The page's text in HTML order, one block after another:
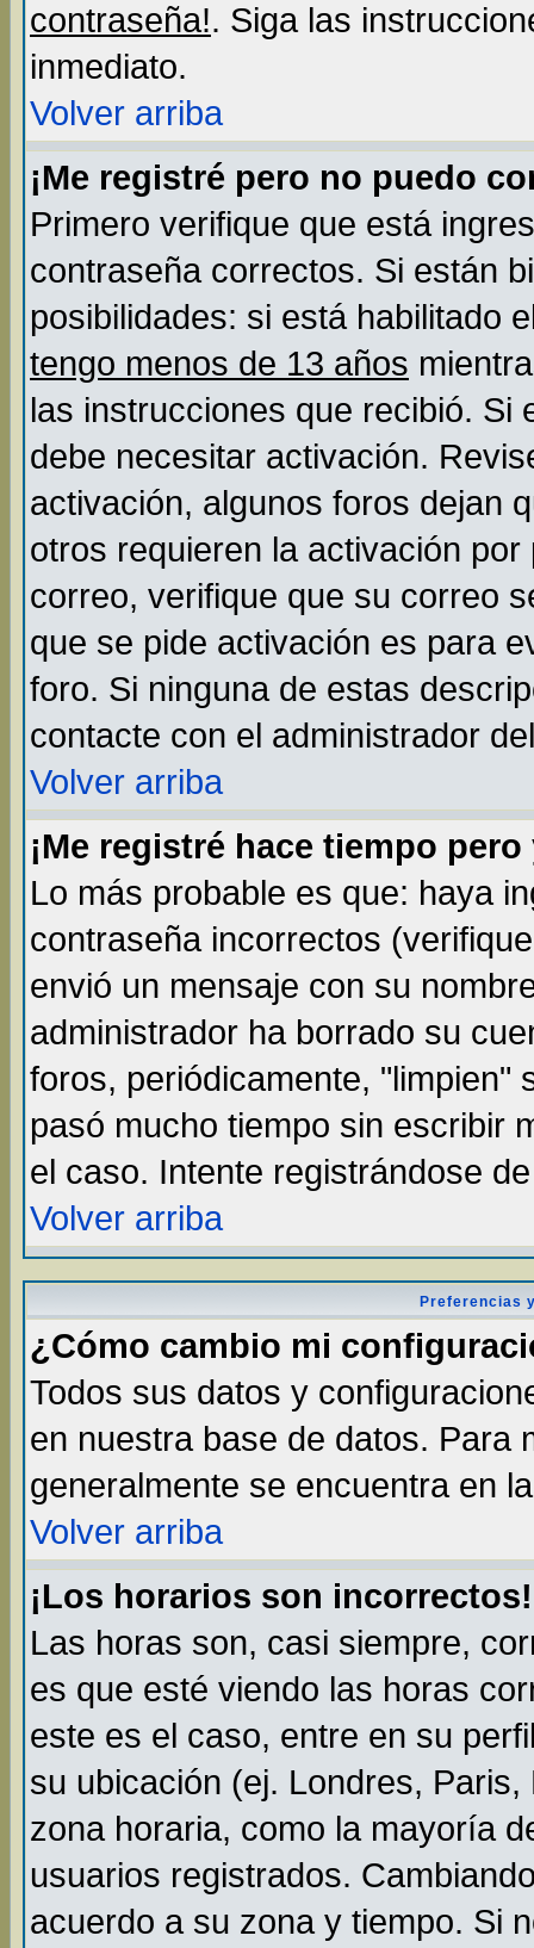
contraseña!. Siga las
inmediato.
Volver arriba
¡Me registré pero no puedo
Primero verifique que está
contraseña correctos. Si están
posibilidades: si está habilitado
tengo menos de 13 años
las instrucciones que recibió. Si
debe necesitar activación.
activación, algunos foros dejan
otros requieren la activación
correo, verifique que su correo
que se pide activación es para
foro. Si ninguna de estas
contacte con el administrador
Volver arriba
¡Me registré hace tiempo
Lo más probable es que: haya
contraseña incorrectos
envió un mensaje con su
administrador ha borrado su
foros, periódicamente, "limpien"
pasó mucho tiempo sin escribir
el caso. Intente registrándose
Volver arriba
Preferencias
¿Cómo cambio mi
Todos sus datos y
en nuestra base de datos. Para
generalmente se encuentra en
Volver arriba
¡Los horarios son incorrectos!
Las horas son, casi siempre,
es que esté viendo las horas
este es el caso, entre en su
su ubicación (ej. Londres,
zona horaria, como la mayoría
usuarios registrados.
acuerdo a su zona y tiempo. Si